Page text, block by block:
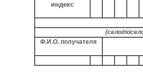
индекс
(село/
Ф.И.О. получателя